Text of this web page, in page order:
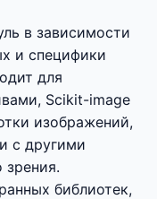
в зависимости
и специфики
для
Scikit-image
изображений,
с другими
библиотек,